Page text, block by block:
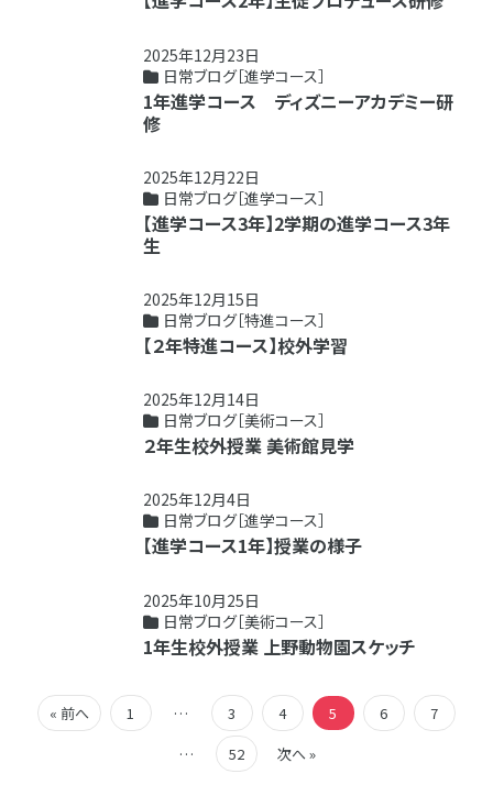
2025年12月23日
日常ブログ［進学コース］
1年進学コース ディズニーアカデミー研
修
2025年12月22日
日常ブログ［進学コース］
【進学コース3年】2学期の進学コース3年
生
2025年12月15日
日常ブログ［特進コース］
【２年特進コース】校外学習
2025年12月14日
日常ブログ［美術コース］
２年生校外授業 美術館見学
2025年12月4日
日常ブログ［進学コース］
【進学コース1年】授業の様子
2025年10月25日
日常ブログ［美術コース］
1年生校外授業 上野動物園スケッチ
« 前へ 1 … 3 4 5 6
7
…
52 次へ »